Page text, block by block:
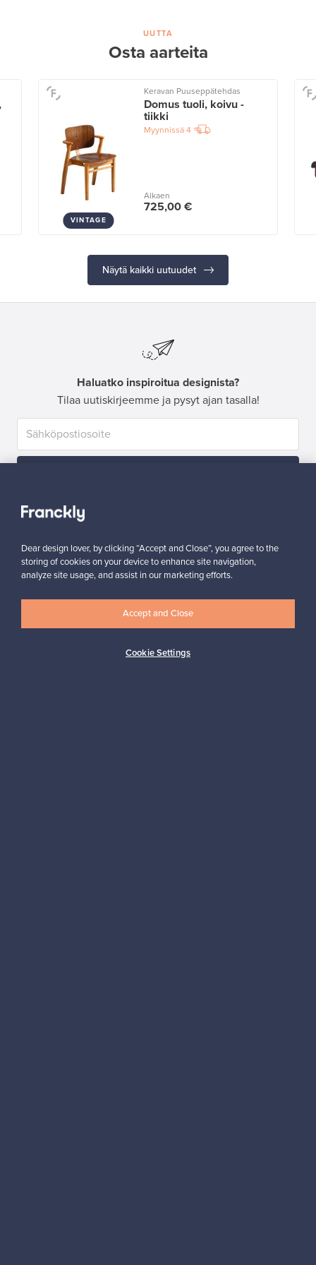
UUTTA
Osta aarteita
VINTAGE
Keravan Puuseppätehdas
Domus tuoli, koivu -
tiikki
Myynnissä4
Alkaen
725,00 €
Näytä kaikki uutuudet
Haluatko inspiroitua designista?
Tilaa uutiskirjeemme ja pysyt ajan tasalla!
Aitoa designia Turvalliset maksut
Dear design lover, by clicking “Accept and Close”, you agree to the
storing of cookies on your device to enhance site navigation,
analyze site usage, and assist in our marketing efforts.
Cookie Settings
Accept and Close